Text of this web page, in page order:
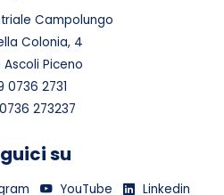
Campolungo
Colonia, 4
Ascoli Piceno
0736 2731
273237
su
YouTube Linkedin